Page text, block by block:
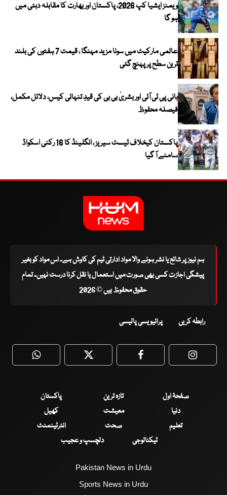
ویمنز ایشیا کپ 2026، پاکستان اور بھارت کا مقابلہ دبئی میں
ہو گا
عالمی مارکیٹ میں سونا مزید مہنگا ، قیمت 7 ہفتوں کی بلند
ترین سطح پر پہنچ گئی
بانی پی ٹی آئی اور بشریٰ بی بی کی قیدِ تنہائی کیس، دلائل مکمل،
فیصلہ محفوظ
پاکستان کیخلاف ٹیسٹ سیریز ، انگلینڈ کا 16 رکنی اسکواڈ
سامنے آ گیا
ہم نیوز پر شائع یا نشر ہونے والا مواد ادارتی ٹیم کی کاوش ہے۔ اس مواد کو بغیر
پیشگی اجازت کسی بھی صورت میں استعمال یا نقل کرنا درست نہیں۔ تمام
حقوق محفوظ ہیں © 2026
رابطہ کریں پرائیویسی پالیسی
WhatsApp Twitter Facebook
صفحۂ اول تازہ ترین
پاکستان
دنیا
معیشت
کھیل
تعلیم
صحت
انٹرٹینمنٹ
ٹیکنالوجی
دلچسپ و عجیب
Pakistan News in Urdu
Sports News in Urdu